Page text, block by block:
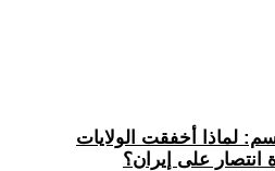
لماذا أخفقت الولايات
انتصار على إيران؟